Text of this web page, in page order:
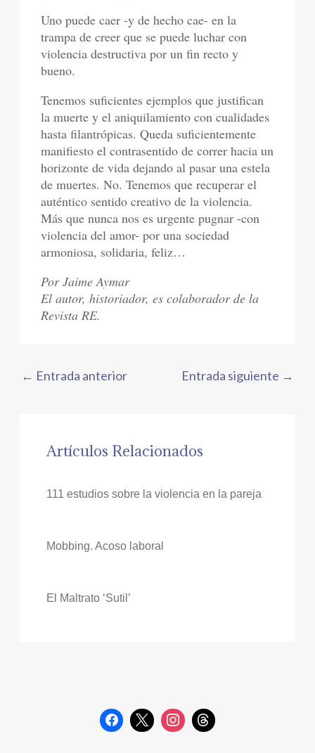
Uno puede caer -y de hecho cae- en la
trampa de creer que se puede luchar con
violencia destructiva por un fin recto y
bueno.
Tenemos suficientes ejemplos que justifican
la muerte y el aniquilamiento con cualidades
hasta filantrópicas. Queda suficientemente
manifiesto el contrasentido de correr hacia un
horizonte de vida dejando al pasar una estela
de muertes. No. Tenemos que recuperar el
auténtico sentido creativo de la violencia.
Más que nunca nos es urgente pugnar -con
violencia del amor- por una sociedad
armoniosa, solidaria, feliz…
Por Jaime Aymar
El autor, historiador, es colaborador de la
Revista RE.
← Entrada anterior Entrada siguiente →
Artículos Relacionados
111 estudios sobre la violencia en la pareja
Mobbing. Acoso laboral
El Maltrato ‘Sutil’